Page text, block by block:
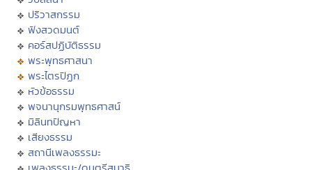
ปริวาสกรรม
ฟังสวดมนต์
คอร์สปฏิบัติธรรม
พระพุทธศาสนา
พระไตรปิฏก
หัวข้อธรรม
พจนานุกรมพุทธศาสน์
มิลินทปัญหา
เสียงธรรม
สถานีเพลงธรรมะ